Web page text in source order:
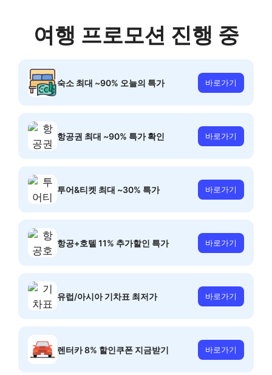
여행 프로모션 진행 중
숙소 최대 ~90% 오늘의 특가 바로가기
항공권 최대 ~90% 특가 확인 바로가기
투어&티켓 최대 ~30% 특가 바로가기
항공+호텔 11% 추가할인 특가 바로가기
유럽/아시아 기차표 최저가 바로가기
렌터카 8% 할인쿠폰 지금받기 바로가기